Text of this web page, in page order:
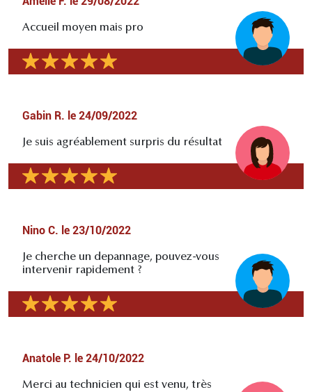
Accueil moyen mais pro
Gabin R. le 24/09/2022
Je suis agréablement surpris du résultat
Nino C. le 23/10/2022
Je cherche un depannage, pouvez-vous
intervenir rapidement ?
Anatole P. le 24/10/2022
Merci au technicien qui est venu, très